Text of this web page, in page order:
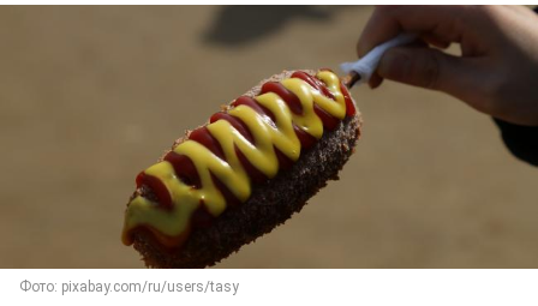
Фото: pixabay.com/ru/users/tasy